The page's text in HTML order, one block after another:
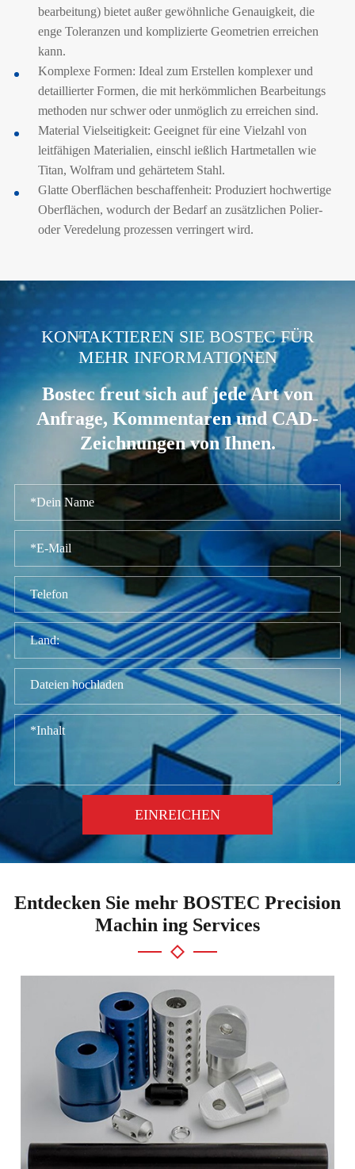
bearbeitung) bietet außer gewöhnliche Genauigkeit, die
enge Toleranzen und komplizierte Geometrien erreichen
kann.
Komplexe Formen: Ideal zum Erstellen komplexer und
detaillierter Formen, die mit herkömmlichen Bearbeitungs
methoden nur schwer oder unmöglich zu erreichen sind.
Material Vielseitigkeit: Geeignet für eine Vielzahl von
leitfähigen Materialien, einschl ießlich Hartmetallen wie
Titan, Wolfram und gehärtetem Stahl.
Glatte Oberflächen beschaffenheit: Produziert hochwertige
Oberflächen, wodurch der Bedarf an zusätzlichen Polier-
oder Veredelung prozessen verringert wird.
KONTAKTIEREN SIE BOSTEC FÜR
MEHR INFORMATIONEN
Bostec freut sich auf jede Art von
Anfrage, Kommentaren und CAD-
Zeichnungen von Ihnen.
Dateien hochladen
EINREICHEN
Entdecken Sie mehr BOSTEC Precision
Machin ing Services